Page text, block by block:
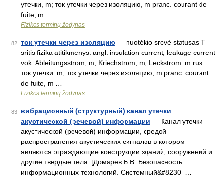
утечки, m; ток утечки через изоляцию, m pranc. courant de
fuite, m …
Fizikos terminų žodynas
82 ток утечки через изоляцию — nuotėkio srovė statusas T
sritis fizika atitikmenys: angl. insulation current; leakage current
vok. Ableitungsstrom, m; Kriechstrom, m; Leckstrom, m rus.
ток утечки, m; ток утечки через изоляцию, m pranc. courant
de fuite, m …
Fizikos terminų žodynas
83
вибрационный (структурный) канал утечки
акустической (речевой) информации — Канал утечки
акустической (речевой) информации, средой
распространения акустических сигналов в котором
являются ограждающие конструкции зданий, сооружений и
другие твердые тела. [Домарев В.В. Безопасность
информационных технологий. Системный&#8230; …